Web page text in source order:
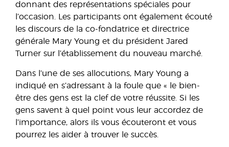
donnant des représentations spéciales pour
l’occasion. Les participants ont également écouté
les discours de la co-fondatrice et directrice
générale Mary Young et du président Jared
Turner sur l’établissement du nouveau marché.
Dans l’une de ses allocutions, Mary Young a
indiqué en s’adressant à la foule que « le bien-
être des gens est la clef de votre réussite. Si les
gens savent à quel point vous leur accordez de
l’importance, alors ils vous écouteront et vous
pourrez les aider à trouver le succès.